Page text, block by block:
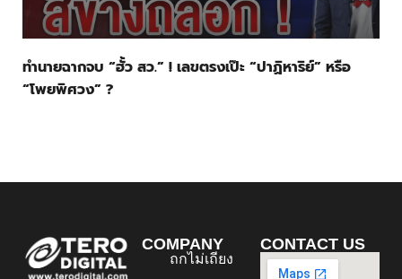
ทำนายฉากจบ “ฮั้ว สว.” ! เลขตรงเป๊ะ “ปาฏิหาริย์” หรือ
“โพยพิศวง” ?
COMPANY
ถกไม่เถียง
CONTACT US